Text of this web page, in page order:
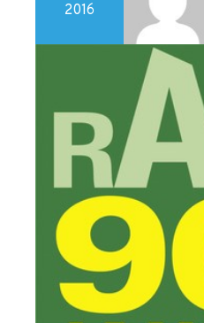
2016